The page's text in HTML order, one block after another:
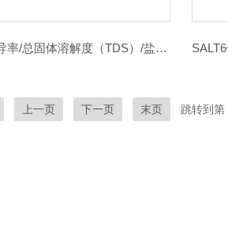
EC200电导率/总固体溶解度（TDS）/盐度测定仪德国Lovibond
上一页 下一页 末页 跳转到第